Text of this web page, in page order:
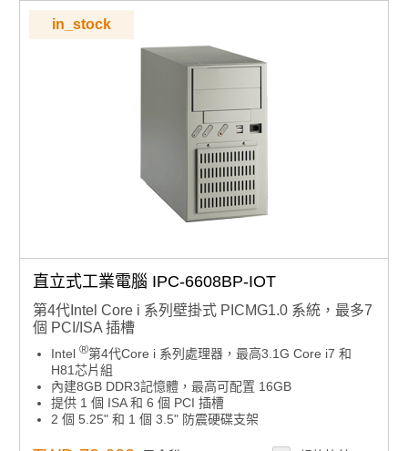
in_stock
直立式工業電腦 IPC-6608BP-IOT
第4代Intel Core i 系列壁掛式 PICMG1.0 系統，最多7
個 PCI/ISA 插槽
Intel®第4代Core i 系列處理器，最高3.1G Core i7 和
H81芯片組
內建8GB DDR3記憶體，最高可配置 16GB
提供 1 個 ISA 和 6 個 PCI 插槽
2 個 5.25" 和 1 個 3.5" 防震硬碟支架